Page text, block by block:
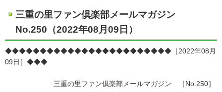
三重の里ファン倶楽部メールマガジン
No.250（2022年08月09日）
◆◆◆◆◆◆◆◆◆◆◆◆◆◆◆◆◆◆◆◆◆◆◆◆［2022年08月
09日］◆◆◆
三重の里ファン倶楽部メールマガジン ［No.250］